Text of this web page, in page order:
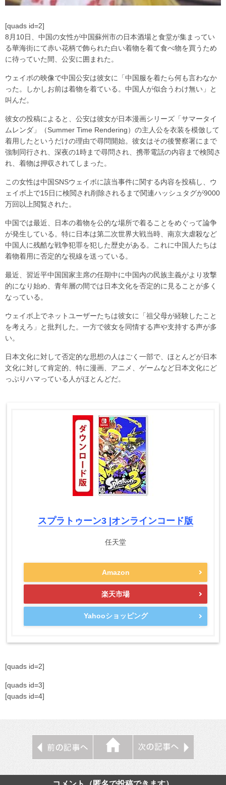
[quads id=2]
8月10日、中国の女性が中国蘇州市の日本酒場と食堂が集まってい
る華海街にて赤い花柄で飾られた白い着物を着て食べ物を買うため
に待っていた間、公安に囲まれた。
ウェイボの映像で中国公安は彼女に「中国服を着たら何も言わなか
った。しかしお前は着物を着ている。中国人が似合うわけ無い」と
叫んだ。
彼女の投稿によると、公安は彼女が日本漫画シリーズ「サマータイ
ムレンダ」（Summer Time Rendering）の主人公を衣装を模倣して
着用したというだけの理由で尋問開始。彼女はその後警察署にまで
強制同行され、深夜の1時まで尋問され、携帯電話の内容まで検閲さ
れ、着物は押収されてしまった。
この女性は中国SNSウェイボに該当事件に関する内容を投稿し、ウ
ェイボ上で15日に検閲され削除されるまで関連ハッシュタグが9000
万回以上閲覧された。
中国では最近、日本の着物を公的な場所で着ることをめぐって論争
が発生している。特に日本は第二次世界大戦当時、南京大虐殺など
中国人に残酷な戦争犯罪を犯した歴史がある。これに中国人たちは
着物着用に否定的な視線を送っている。
最近、習近平中国国家主席の任期中に中国内の民族主義がより攻撃
的になり始め、青年層の間では日本文化を否定的に見ることが多く
なっている。
ウェイボ上でネットユーザーたちは彼女に「祖父母が経験したこと
を考えろ」と批判した。一方で彼女を同情する声や支持する声が多
い。
日本文化に対して否定的な思想の人はごく一部で、ほとんどが日本
文化に対して肯定的、特に漫画、アニメ、ゲームなど日本文化にど
っぷりハマっている人がほとんどだ。
スプラトゥーン3 |オンラインコード版
任天堂
Amazon
楽天市場
Yahooショッピング
[quads id=2]
[quads id=3]
[quads id=4]